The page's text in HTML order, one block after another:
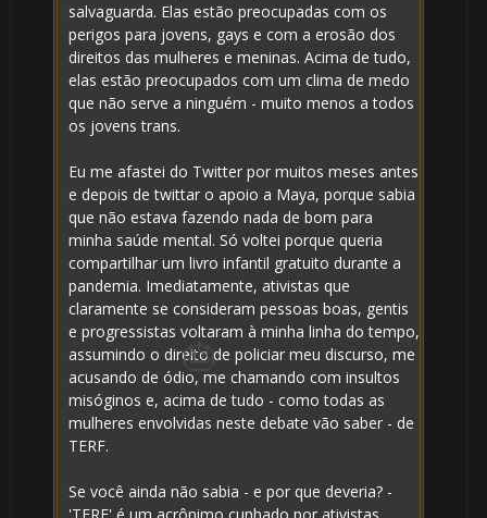
salvaguarda. Elas estão preocupadas com os
perigos para jovens, gays e com a erosão dos
direitos das mulheres e meninas. Acima de tudo,
elas estão preocupados com um clima de medo
que não serve a ninguém - muito menos a todos
os jovens trans.
Eu me afastei do Twitter por muitos meses antes
e depois de twittar o apoio a Maya, porque sabia
que não estava fazendo nada de bom para
minha saúde mental. Só voltei porque queria
compartilhar um livro infantil gratuito durante a
pandemia. Imediatamente, ativistas que
claramente se consideram pessoas boas, gentis
e progressistas voltaram à minha linha do tempo,
assumindo o direito de policiar meu discurso, me
acusando de ódio, me chamando com insultos
misóginos e, acima de tudo - como todas as
mulheres envolvidas neste debate vão saber - de
TERF.
Se você ainda não sabia - e por que deveria? -
🎂
1️⃣ 8️⃣